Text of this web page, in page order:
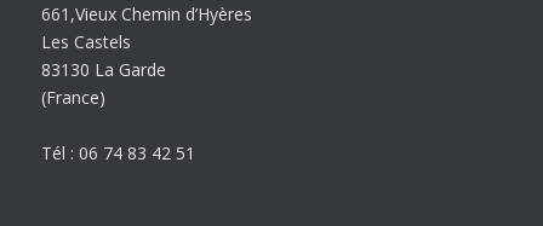
661,Vieux Chemin d’Hyères
Les Castels
83130 La Garde
(France)
Tél : 06 74 83 42 51